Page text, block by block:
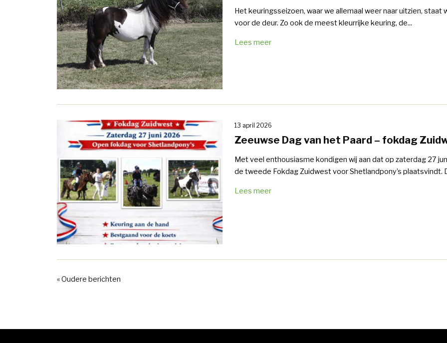
Het keuringsseizoen, waar we allemaal weer naar uitzien, staat
voor de deur. Zo ook de meest kleurrijke keuring, de...
Lees meer
13 april 2026
Zeeuwse Dag van het Paard – fokdag
Met veel enthousiasme kondigen wij aan dat op zaterdag 27
de tweede Fokdag Zuidwest voor Shetlandpony’s plaatsvindt.
Lees meer
« Oudere berichten